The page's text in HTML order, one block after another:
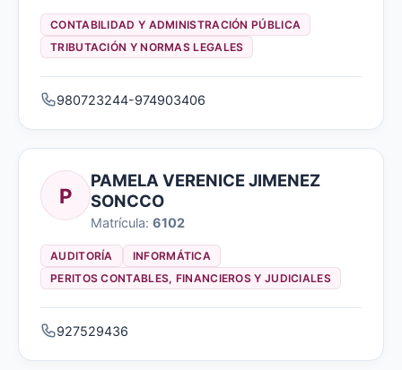
CONTABILIDAD Y ADMINISTRACIÓN PÚBLICA
TRIBUTACIÓN Y NORMAS LEGALES
980723244-974903406
P
PAMELA VERENICE JIMENEZ
SONCCO
Matrícula: 6102
AUDITORÍA
INFORMÁTICA
PERITOS CONTABLES, FINANCIEROS Y JUDICIALES
927529436